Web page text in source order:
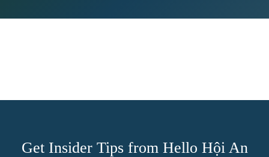
Get Insider Tips from Hello Hội An